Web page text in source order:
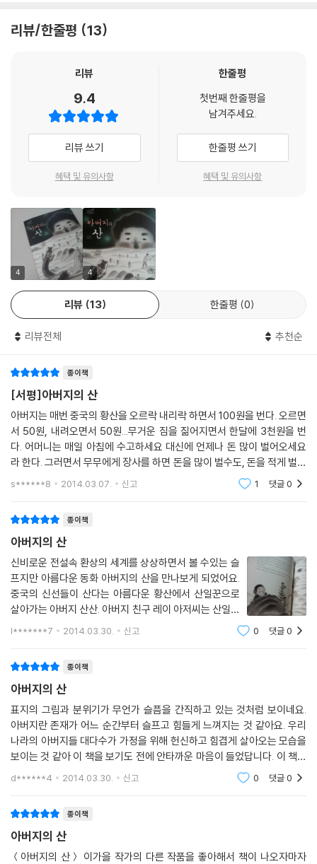
에 그리던 황산에 오르며 전설 속 세상을 만나는 동시에, 아버지의 고된 삶
이가을 작가의 동화 중 단연 문학성이 돋보이는 작품으로, 어린이뿐 아니
? “나는 아버지가 산 일꾼인 게 자랑스럽습니다.”
실제로 보면 세상에서 가장 힘든 직업이라는 생각이 절로 든다는 산 일꾼.
무무의 아버지는 산 일꾼입니다. 아버지는 날마다 무거운 짐을 지고 그 높
만, 무무는 산 일꾼인 아버지가 자랑스럽습니다. 아버지는 무무에게 날마
다 아름다운 황산의 기이한 바위나 소나무에 얽힌 전설을 들려줍니다. 아
버지의 이야기를 들으며 무무도 황산에 오르는 꿈을 갖게 되지요. 그런데
어느 날 다리를 다친 아버지가 무무의 만류에도 다시 산에 올랐다가 집으
로 돌아오지 않습니다. 무무는 아버지를 찾아 황산에 오르기로 합니다.
? 아름다운 황산에서 아버지가 날마다 마주했을 삶의 무게
드디어 아름다운 황산에 오르게 된 무무는 아버지가 들려준 전설 속 바위
도 마주하게 되지요. 바로 녹색 운동화를 신은 산 일꾼들입니다. 멜대가 휘
도록 무거운 짐을 지고 산을 오르는 산 일꾼들의 어깨는 아빠의 어깨처럼
평평해 보입니다. 아버지가 이 아름다운 황산에서 매일 마주해야 했던 삶
은 무겁고 쓰린 것이었습니다. 황산은 아름다운 경관과 신비로운 전설을
품은 환상의 공간이자, 아버지가 매일 돈을 벌기 위해 오르는 고단한 삶의
공간이었던 것입니다. 무무는 현실의 공간을 마주하고 눈물을 흘리지만,
황산에 대한 아버지의 경외심과 믿음은 아버지의 힘겨운 일상조차 또 하나
? 연필 선으로 그려 낸 현실과 상상을 넘나드는 환상적인 일러스트
그림과 더불어 읽고 생각하는 생각숲상상바다 시리즈의 다섯 번째 작품인
아버지의 산은 글과 더불어 그림으로도 메시지와 여운을 전하고 있습니다.
무무의 천진한 꿈과 아버지의 땀내 나는 고된 일상, 그리고 신비롭고 아름
다운 판타지를 넘나드는 이야기를 김혜정 작가는 연필 선이 살아 있는 환
상적인 일러스트로 작품의 분위기를 이끌고 상상력을 더해 주고 있습니다.
리뷰/한줄평 13
리뷰
9.4
리뷰 쓰기
혜택 및 유의사항
한줄평
첫번째 한줄평을
남겨주세요.
한줄평 쓰기
혜택 및 유의사항
4 4
리뷰 13 한줄평 0
리뷰전체 추천순
종이책
[서평]아버지의 산
아버지는 매번 중국의 황산을 오르락 내리락 하면서 100원을 번다. 오르면
서 50원, 내려오면서 50원...무거운 짐을 짊어지면서 한달에 3천원을 번
다. 어머니는 매일 아침에 수고하세요 대신에 언제나 돈 많이 벌어오세요
라 한다. 그러면서 무무에게 장사를 하면 돈을 많이 벌수도, 돈을 적게 벌수
도 있다고 하면서, 또 다른일에 대해서 돈을 많이 벌어오길 바란다. 아버
s******8 2014.03.07. 신고 1 댓글0
종이책
아버지의 산
신비로운 전설속 환상의 세계를 상상하면서 볼 수있는 슬
프지만 아름다운 동화 아버지의 산을 만나보게 되었어요.
중국의 신선들이 산다는 아름다운 황산에서 산일꾼으로
살아가는 아버지 산산. 아버지 친구 레이 아저씨는 산일꾼
은 힘도 있어야 하지만 기술이 더 중요하다고 말해주자 무
l*******7 2014.03.30. 신고 0 댓글0
종이책
아버지의 산
표지의 그림과 분위기가 무언가 슬픔을 간직하고 있는 것처럼 보이네요.
아버지란 존재가 어느 순간부터 슬프고 힘들게 느껴지는 것 같아요. 우리
나라의 아버지들 대다수가 가정을 위해 헌신하고 힘겹게 살아오는 모습을
보이는 것 같아 이 책을 보기도 전에 안타까운 마음이 들었답니다. 이 책은
그런 면에서 아이가 얼마나 아버지를 이해할 수 있는지 조금 의아하긴 하
d******4 2014.03.30. 신고 0 댓글0
종이책
아버지의 산
＜아버지의 산＞ 이가을 작가의 다른 작품을 좋아해서 책이 나오자마자